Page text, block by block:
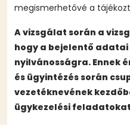
megismerhetővé a
A vizsgálat során a
hogy a bejelentő
nyilvánosságra. Ennek
és ügyintézés során
vezetéknevének
ügykezelési